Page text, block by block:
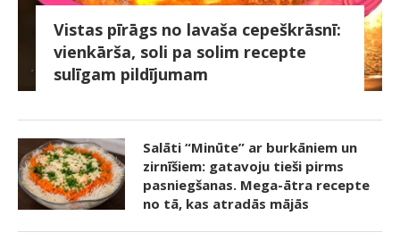
Vistas pīrāgs no lavaša cepeškrāsnī:
vienkārša, soli pa solim recepte
sulīgam pildījumam
Salāti “Minūte” ar burkāniem un
zirnīšiem: gatavoju tieši pirms
pasniegšanas. Mega-ātra recepte
no tā, kas atradās mājās